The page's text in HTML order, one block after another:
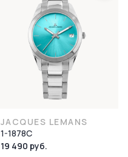
JACQUES LEMANS
1-1878C
19 490 руб.